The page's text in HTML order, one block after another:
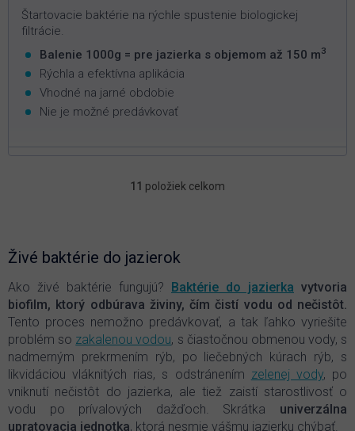
Štartovacie baktérie na rýchle spustenie biologickej
filtrácie.
Balenie 1000g = pre jazierka s objemom až 150 m3
Rýchla a efektívna aplikácia
Vhodné na jarné obdobie
Nie je možné predávkovať
O
d
a
c
i
e
p
r
v
k
y
v
ý
11 položiek celkom
Živé baktérie do jazierok
Ako živé baktérie fungujú? Baktérie do jazierka vytvoria
biofilm, ktorý odbúrava živiny, čím čistí vodu od nečistôt.
Tento proces nemožno predávkovať, a tak ľahko vyriešite
problém so zakalenou vodou, s čiastočnou obmenou vody, s
nadmerným prekrmením rýb, po liečebných kúrach rýb, s
likvidáciou vláknitých rias, s odstránením zelenej vody, po
vniknutí nečistôt do jazierka, ale tiež zaistí starostlivosť o
vodu po prívalových dažďoch. Skrátka univerzálna
upratovacia jednotka, ktorá nesmie vášmu jazierku chýbať.